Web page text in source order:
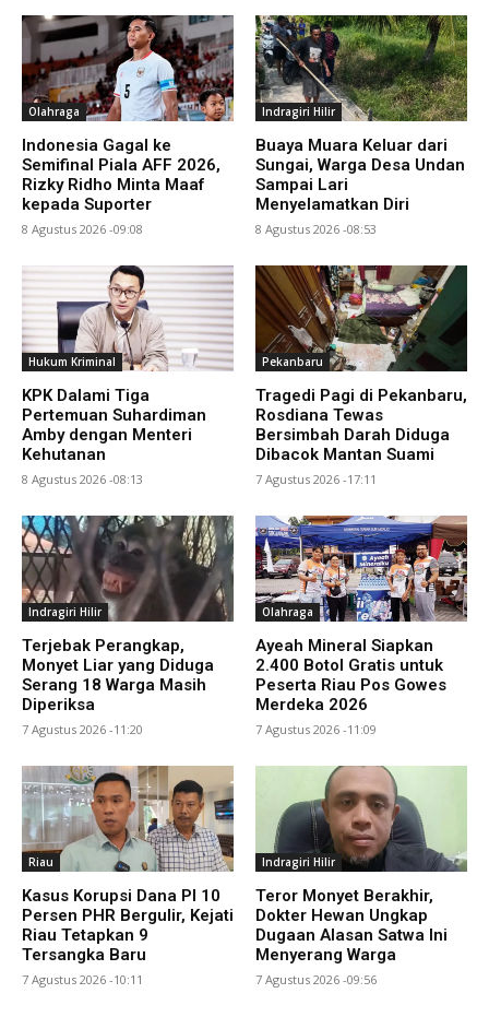
Olahraga
Indonesia Gagal ke
Semifinal Piala AFF 2026,
Rizky Ridho Minta Maaf
kepada Suporter
8 Agustus 2026 -09:08
Indragiri Hilir
Buaya Muara Keluar dari
Sungai, Warga Desa Undan
Sampai Lari
Menyelamatkan Diri
8 Agustus 2026 -08:53
Hukum Kriminal
KPK Dalami Tiga
Pertemuan Suhardiman
Amby dengan Menteri
Kehutanan
8 Agustus 2026 -08:13
Pekanbaru
Tragedi Pagi di Pekanbaru,
Rosdiana Tewas
Bersimbah Darah Diduga
Dibacok Mantan Suami
7 Agustus 2026 -17:11
Indragiri Hilir
Terjebak Perangkap,
Monyet Liar yang Diduga
Serang 18 Warga Masih
Diperiksa
7 Agustus 2026 -11:20
Olahraga
Ayeah Mineral Siapkan
2.400 Botol Gratis untuk
Peserta Riau Pos Gowes
Merdeka 2026
7 Agustus 2026 -11:09
Riau
Kasus Korupsi Dana PI 10
Persen PHR Bergulir, Kejati
Riau Tetapkan 9
Tersangka Baru
7 Agustus 2026 -10:11
Indragiri Hilir
Teror Monyet Berakhir,
Dokter Hewan Ungkap
Dugaan Alasan Satwa Ini
Menyerang Warga
7 Agustus 2026 -09:56